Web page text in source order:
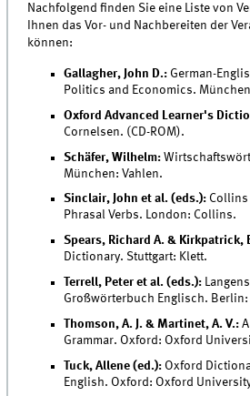
Nachfolgend finden Sie eine Liste von
Ihnen das Vor- und Nachbereiten der
können:
Gallagher, John D.: German-
Politics and Economics.
Oxford Advanced Learner's
Cornelsen. (CD-ROM).
Schäfer, Wilhelm:
München: Vahlen.
Sinclair, John et al. (eds.): Collins
Phrasal Verbs. London: Collins.
Spears, Richard A. & Kirkpatrick,
Dictionary. Stuttgart: Klett.
Terrell, Peter et al. (eds.):
Großwörterbuch Englisch. Berlin:
Thomson, A. J. & Martinet, A. V.:
Grammar. Oxford: Oxford
Tuck, Allene (ed.): Oxford
English. Oxford: Oxford